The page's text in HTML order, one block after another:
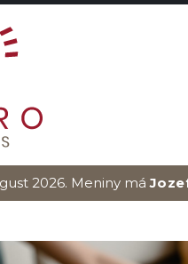
2026. Meniny má